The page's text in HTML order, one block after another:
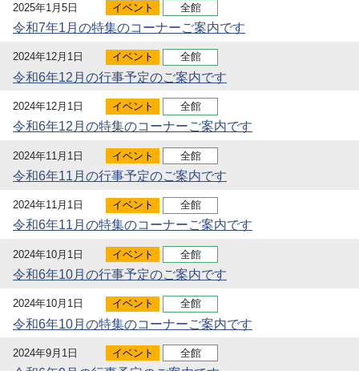
2025年1月5日 イベント 全館
令和7年1月の特集のコーナーご案内です
2024年12月1日 イベント 全館
令和6年12月の行事予定のご案内です
2024年12月1日 イベント 全館
令和6年12月の特集のコーナーご案内です
2024年11月1日 イベント 全館
令和6年11月の行事予定のご案内です
2024年11月1日 イベント 全館
令和6年11月の特集のコーナーご案内です
2024年10月1日 イベント 全館
令和6年10月の行事予定のご案内です
2024年10月1日 イベント 全館
令和6年10月の特集のコーナーご案内です
2024年9月1日 イベント 全館